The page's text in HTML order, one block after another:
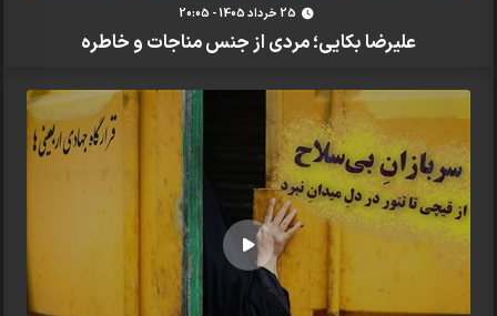
25 خرداد 1405 - 20:05
علیرضا بکایی؛ مردی از جنس مناجات و خاطره